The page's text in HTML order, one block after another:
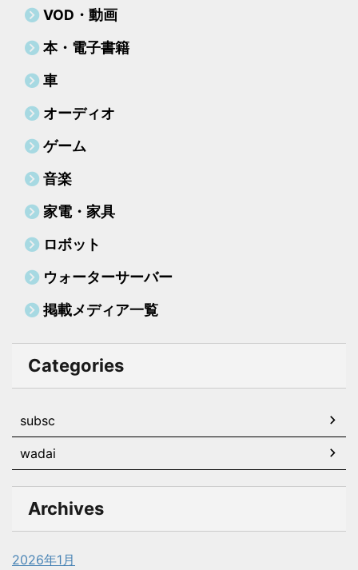
VOD・動画
本・電子書籍
車
オーディオ
ゲーム
音楽
家電・家具
ロボット
ウォーターサーバー
掲載メディア一覧
Categories
subsc
wadai
Archives
2026年1月